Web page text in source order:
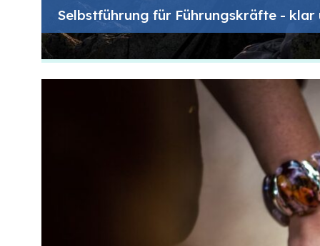
Selbstführung für Führungskräfte - klar